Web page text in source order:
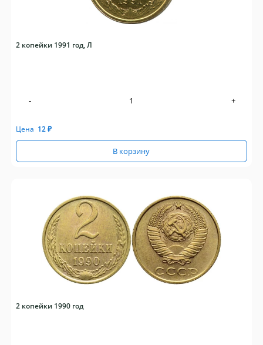
2 копейки 1991 год, Л
- +
Цена 12₽
В корзину
2 копейки 1990 год